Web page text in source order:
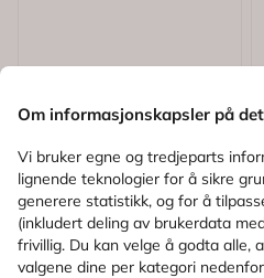
Om informasjonskapsler på
Vi bruker egne og tredjeparts
lignende teknologier for å sikre
generere statistikk, og for å
(inkludert deling av brukerdata
frivillig. Du kan velge å godta alle,
valgene dine per kategori